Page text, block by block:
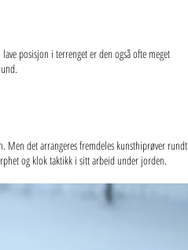
posisjon i terrenget er den også ofte meget
Men det arrangeres fremdeles kunsthiprøver rundt
og klok taktikk i sitt arbeid under jorden.